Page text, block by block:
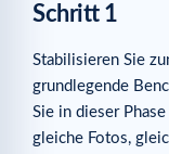
Schritt 1
Stabilisieren Sie
grundlegende
Sie in dieser
gleiche Fotos,